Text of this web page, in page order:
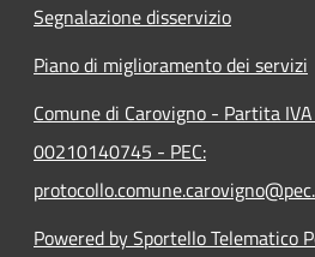
Segnalazione disservizio
Piano di miglioramento dei servizi
Comune di Carovigno - Partita
00210140745 - PEC:
Powered by Sportello Telematico